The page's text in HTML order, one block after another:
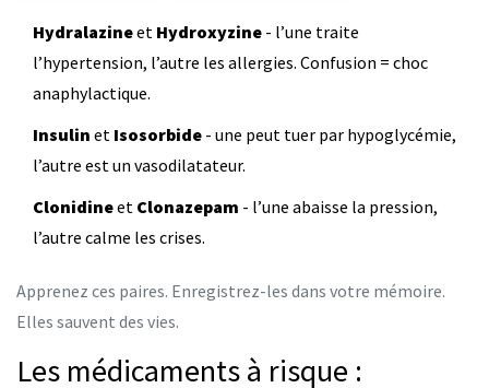
Hydralazineet Hydroxyzine - l’une traite
l’hypertension, l’autre les allergies. Confusion = choc
anaphylactique.
Insulin et Isosorbide - une peut tuer par hypoglycémie,
l’autre est un vasodilatateur.
Clonidineet Clonazepam - l’une abaisse la pression,
l’autre calme les crises.
Apprenez ces paires. Enregistrez-les dans votre mémoire.
Elles sauvent des vies.
Les médicaments à risque :